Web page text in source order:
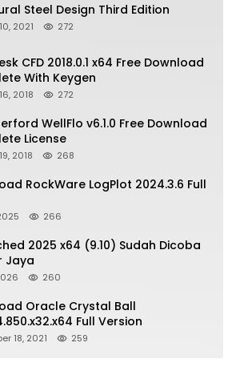
Steel Design Third Edition
2021 272
CFD 2018.0.1 x64 Free Download
With Keygen
2018 272
WellFlo v6.1.0 Free Download
License
2018 268
RockWare LogPlot 2024.3.6 Full
266
2025 x64 (9.10) Sudah Dicoba
Jaya
260
Oracle Crystal Ball
Full Version
18, 2021 259